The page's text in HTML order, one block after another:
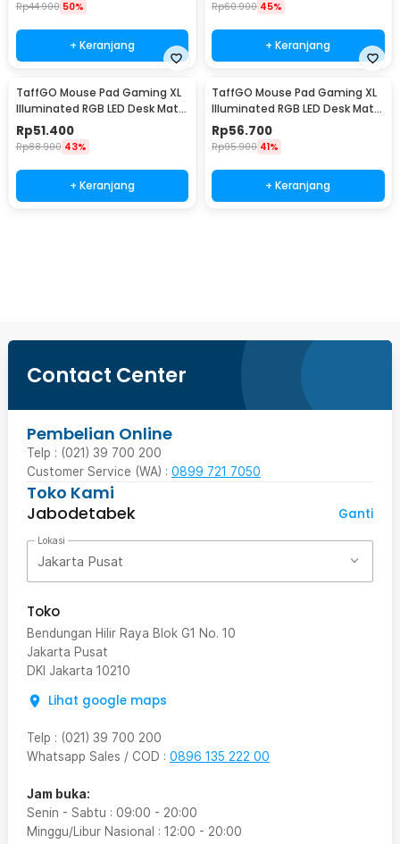
Rp44.900 50%
+ Keranjang
Rp60.900 45%
+ Keranjang
TaffGO Mouse Pad Gaming XL
Illuminated RGB LED Desk Mat
800x300x4mm GMS-WT5
Rp51.400
Rp88.900 43%
+ Keranjang
TaffGO Mouse Pad Gaming XL
Illuminated RGB LED Desk Mat
800x300x4mm RGB-04
Rp56.700
Rp95.900 41%
+ Keranjang
Contact Center
Pembelian Online
Telp : (021) 39 700 200
Customer Service (WA) : 0899 721 7050
Toko Kami
Jabodetabek
Ganti
Lokasi
Jakarta Pusat
Toko
Bendungan Hilir Raya Blok G1 No. 10
Jakarta Pusat
DKI Jakarta 10210
Lihat google maps
Telp : (021) 39 700 200
Whatsapp Sales / COD : 0896 135 222 00
Jam buka:
Senin - Sabtu : 09:00 - 20:00
Minggu/Libur Nasional : 12:00 - 20:00